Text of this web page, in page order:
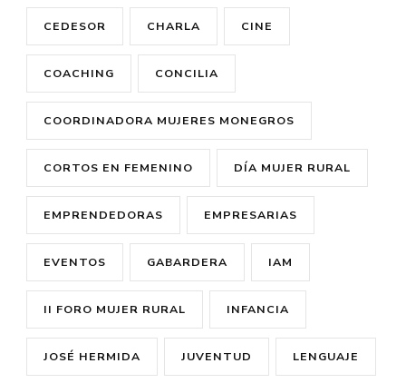
CEDESOR CHARLA CINE
COACHING CONCILIA
COORDINADORA MUJERES MONEGROS
CORTOS EN FEMENINO DÍA MUJER RURAL
EMPRENDEDORAS EMPRESARIAS
EVENTOS GABARDERA IAM
II FORO MUJER RURAL INFANCIA
JOSÉ HERMIDA JUVENTUD LENGUAJE